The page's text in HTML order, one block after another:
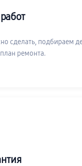
сделать, подбираем
ремонта.